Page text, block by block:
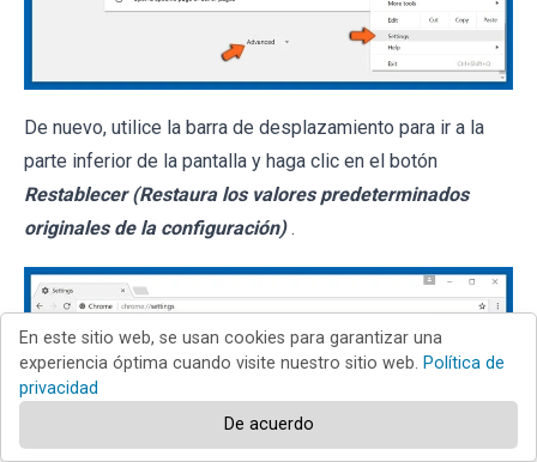
De nuevo, utilice la barra de desplazamiento para ir a la
parte inferior de la pantalla y haga clic en el botón
Restablecer (Restaura los valores predeterminados
originales de la configuración) .
En este sitio web, se usan cookies para garantizar una
experiencia óptima cuando visite nuestro sitio web. Política de
privacidad
De acuerdo